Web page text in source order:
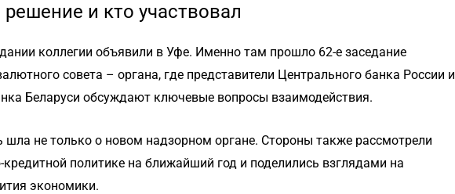
решение и кто участвовал
коллегии объявили в Уфе. Именно там прошло 62-е заседание
совета – органа, где представители Центрального банка России и
Беларуси обсуждают ключевые вопросы взаимодействия.
шла не только о новом надзорном органе. Стороны также рассмотрели
политике на ближайший год и поделились взглядами на
экономики.